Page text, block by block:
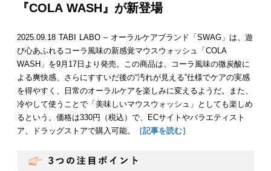
『COLA WASH』が新登場
2025.09.18 TABI LABO – オーラルケアブランド「SWAG」は、遊
び心あふれるコーラ風味の新感覚マウスウォッシュ「COLA
WASH」を9月17日より発売。この商品は、コーラ風味の微炭酸に
よる爽快感、さらにすすいだ後の“汚れが見える”仕様でケアの実感
を得やすく、日常のオーラルケアを楽しみに変えるようだ。また、
冷やして使うことで「美味しいマウスウォッシュ」としても楽しめ
るという。価格は330円（税込）で、ECサイトやバラエティスト
ア、ドラッグストアで購入可能。
［記事を読む］